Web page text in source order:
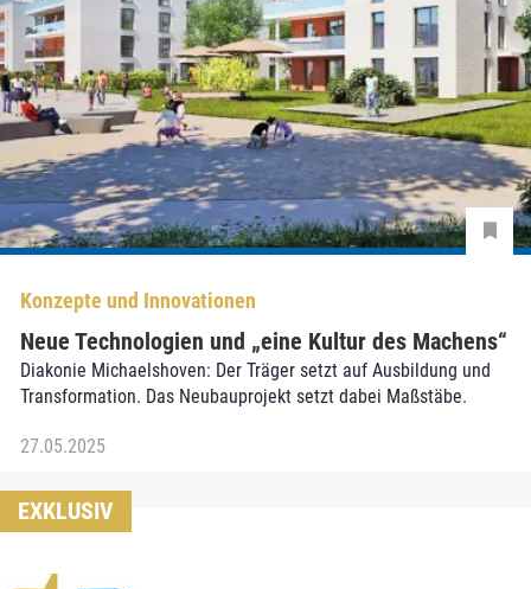
Konzepte und Innovationen
Neue Technologien und „eine Kultur des Machens“
Diakonie Michaelshoven: Der Träger setzt auf Ausbildung und
Transformation. Das Neubauprojekt setzt dabei Maßstäbe.
27.05.2025
EXKLUSIV